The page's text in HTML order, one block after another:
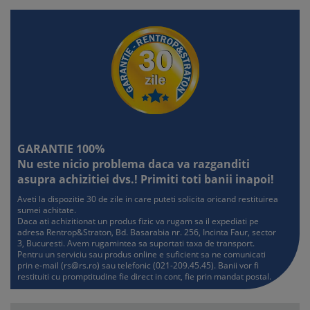
activitatilor instructiv-educative in invatamantul primar
Testul nr. 11 . . . . . . . . . . . . . . . . . . . . . . . . . . . . . . . . . . . . . . . . .
Literatura: Lucian Blaga – particularitatile de realizare a
structurii discursului poetic
Metodica CLR/LLR: Adaptarea vorbirii la diferite situatii de
comunicare in functie de partenerul de dialog
scolara
Testul nr. 12 . . . . . . . . . . . . . . . . . . . . . . . . . . . . . . . . . . . . . . . . .
. . . . . 40
Literatura: Tudor Arghezi – particularitatile de realizare a
structurii discursului poetic
Metodica CLR/LLR: Aprecierea valorii cartilor
Elemente de pedagogie: Eseu despre Curriculumul
diferentiat si personalizat
Testul nr. 13 . . . . . . . . . . . . . . . . . . . . . . . . . . . . . . . . . . . . . . . . .
GARANTIE 100%
Nu este nicio problema daca va razganditi
asupra achizitiei dvs.! Primiti toti banii inapoi!
Aveti la dispozitie 30 de zile in care puteti solicita oricand restituirea
sumei achitate.
Daca ati achizitionat un produs fizic va rugam sa il expediati pe
adresa Rentrop&Straton, Bd. Basarabia nr. 256, Incinta Faur, sector
3, Bucuresti. Avem rugamintea sa suportati taxa de transport.
Pentru un serviciu sau produs online e suficient sa ne comunicati
prin e-mail (rs@rs.ro) sau telefonic (021-209.45.45). Banii vor fi
restituiti cu promptitudine fie direct in cont, fie prin mandat postal.